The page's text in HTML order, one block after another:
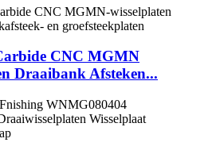
CNC MGMN
Draaibank Afsteken...